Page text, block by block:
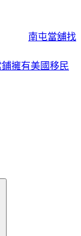
南屯當舖找
擁有美國移民